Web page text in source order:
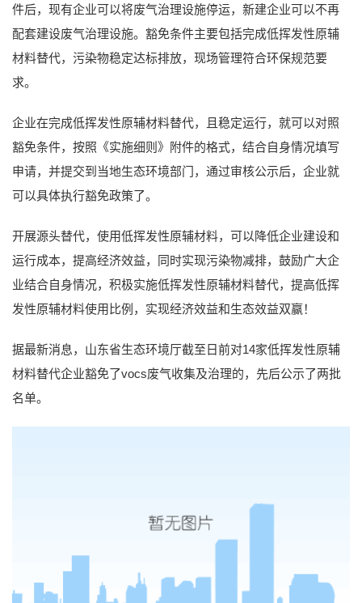
件后，现有企业可以将废气治理设施停运，新建企业可以不再
配套建设废气治理设施。豁免条件主要包括完成低挥发性原辅
材料替代，污染物稳定达标排放，现场管理符合环保规范要
求。
企业在完成低挥发性原辅材料替代，且稳定运行，就可以对照
豁免条件，按照《实施细则》附件的格式，结合自身情况填写
申请，并提交到当地生态环境部门，通过审核公示后，企业就
可以具体执行豁免政策了。
开展源头替代，使用低挥发性原辅材料，可以降低企业建设和
运行成本，提高经济效益，同时实现污染物减排，鼓励广大企
业结合自身情况，积极实施低挥发性原辅材料替代，提高低挥
发性原辅材料使用比例，实现经济效益和生态效益双赢！
据最新消息，山东省生态环境厅截至日前对14家低挥发性原辅
材料替代企业豁免了vocs废气收集及治理的，先后公示了两批
名单。